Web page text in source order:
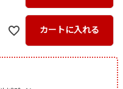
カートに入れる